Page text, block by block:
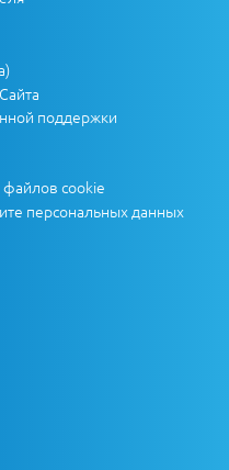
поддержки
cookie
персональных данных